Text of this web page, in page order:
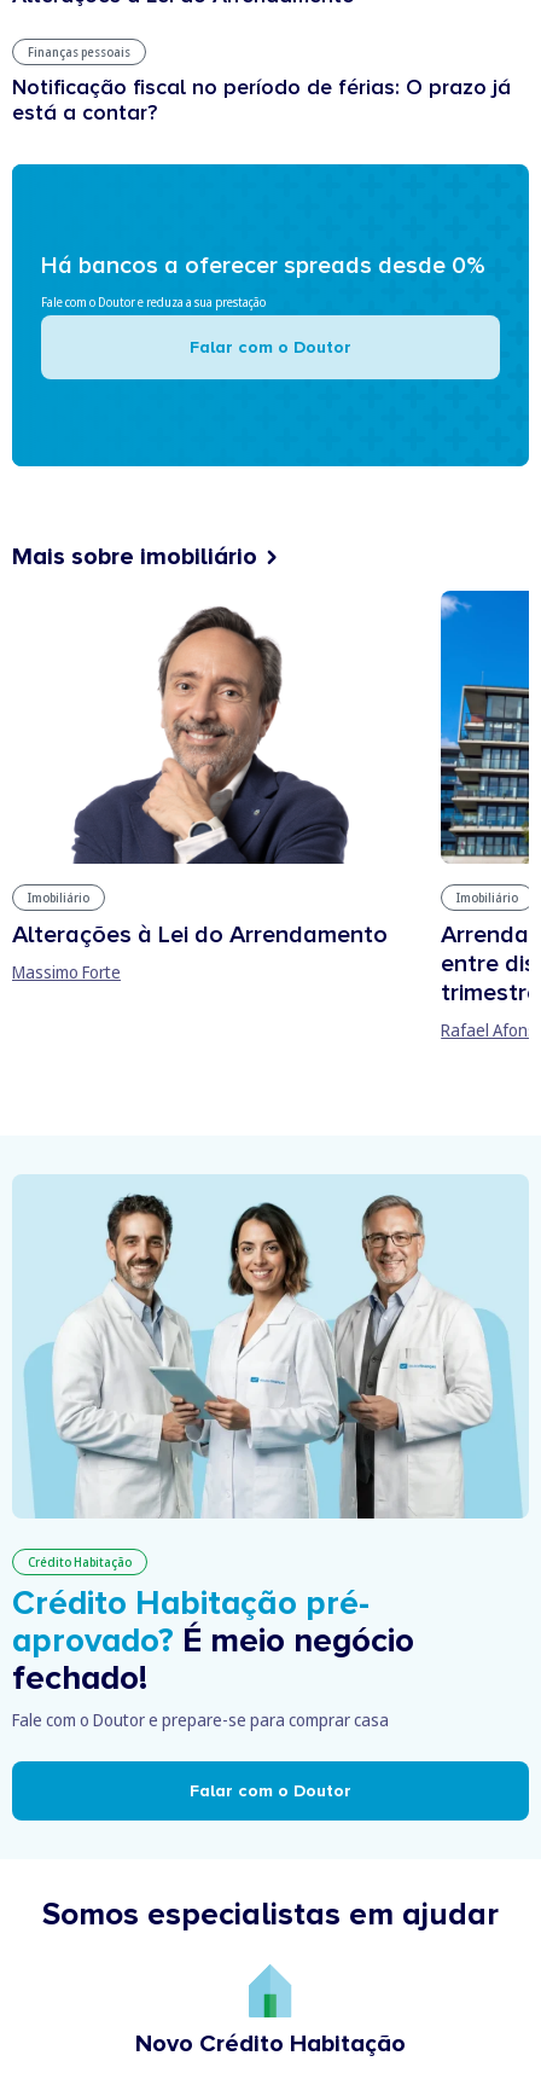
Finanças pessoais
Notificação fiscal no período de férias: O prazo já
está a contar?
Há bancos a oferecer spreads desde 0%
Fale com o Doutor e reduza a sua prestação
Falar com o Doutor
Mais sobre imobiliário
Imobiliário
Alterações à Lei do Arrendamento
Massimo Forte
Imobiliário
entre
trimestre
Rafael
Crédito Habitação
Crédito Habitação pré-
aprovado? É meio negócio
fechado!
Fale com o Doutor e prepare-se para comprar casa
Falar com o Doutor
Somos especialistas em ajudar
Novo Crédito Habitação